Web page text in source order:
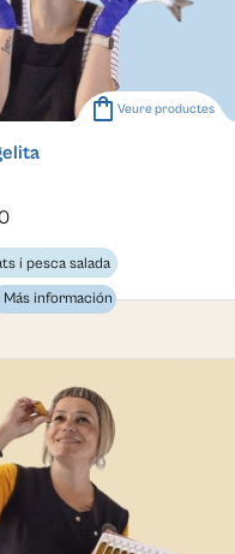
shopping_bagVeure productes
i pesca salada
Más información